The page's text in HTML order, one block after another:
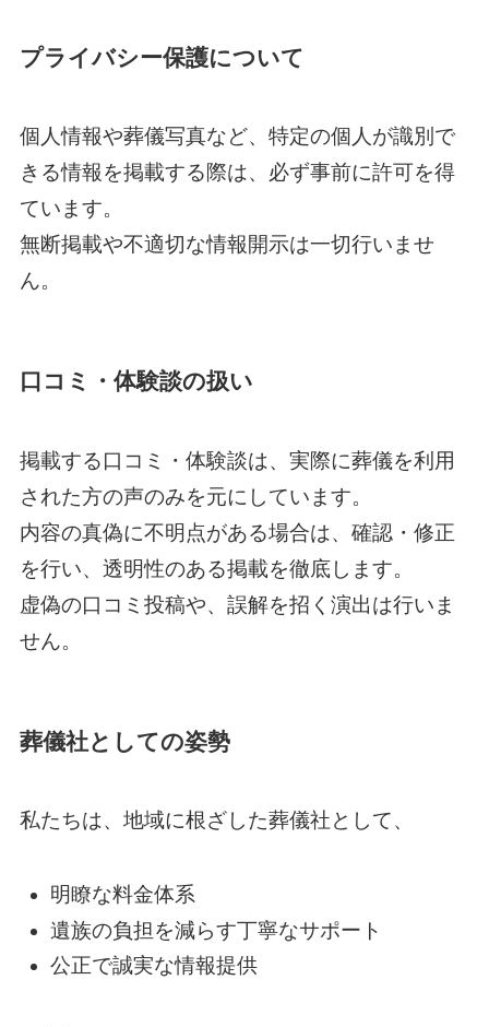
プライバシー保護について
個人情報や葬儀写真など、特定の個人が識別で
きる情報を掲載する際は、必ず事前に許可を得
ています。
無断掲載や不適切な情報開示は一切行いませ
ん。
口コミ・体験談の扱い
掲載する口コミ・体験談は、実際に葬儀を利用
された方の声のみを元にしています。
内容の真偽に不明点がある場合は、確認・修正
を行い、透明性のある掲載を徹底します。
虚偽の口コミ投稿や、誤解を招く演出は行いま
せん。
葬儀社としての姿勢
私たちは、地域に根ざした葬儀社として、
明瞭な料金体系
遺族の負担を減らす丁寧なサポート
公正で誠実な情報提供